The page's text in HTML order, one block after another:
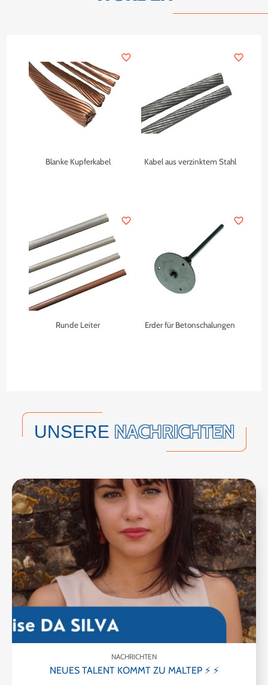
Blanke Kupferkabel
favorite_border
Kabel aus verzinktem Stahl
favorite_border
Runde Leiter
favorite_border
Erder für Betonschalungen
favorite_border
UNSERE NACHRICHTEN
NACHRICHTEN
NEUES TALENT KOMMT ZU MALTEP ⚡ ⚡